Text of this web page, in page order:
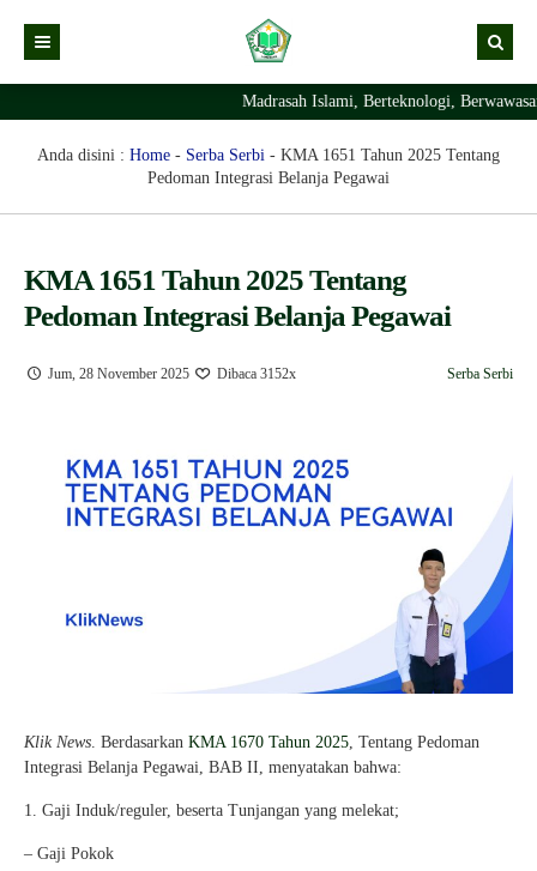
Kabar Madrasah
Profil Madrasah
Ekstrakurikuler Madrasah
KURIKULUM
Struktur Organisasi Madrasah
Madrasah Islami, Berteknologi,
Anda disini : Home - Serba Serbi - KMA 1651 Tahun 2025 Tentang
Pedoman Integrasi Belanja Pegawai
KMA 1651 Tahun 2025 Tentang
Pedoman Integrasi Belanja Pegawai
Jum, 28 November 2025 Dibaca 3152x Serba Serbi
Klik News. Berdasarkan KMA 1670 Tahun 2025, Tentang Pedoman
Integrasi Belanja Pegawai, BAB II, menyatakan bahwa:
1. Gaji Induk/reguler, beserta Tunjangan yang melekat;
– Gaji Pokok